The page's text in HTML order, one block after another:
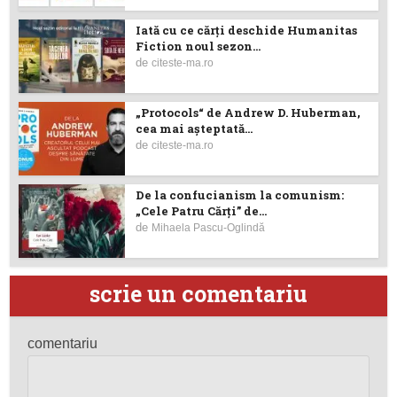
Iată cu ce cărţi deschide Humanitas
Fiction noul sezon...
deciteste-ma.ro
„Protocols“ de Andrew D. Huberman,
cea mai așteptată...
deciteste-ma.ro
De la confucianism la comunism:
„Cele Patru Cărți” de...
de Mihaela Pascu-Oglindă
scrie un comentariu
comentariu